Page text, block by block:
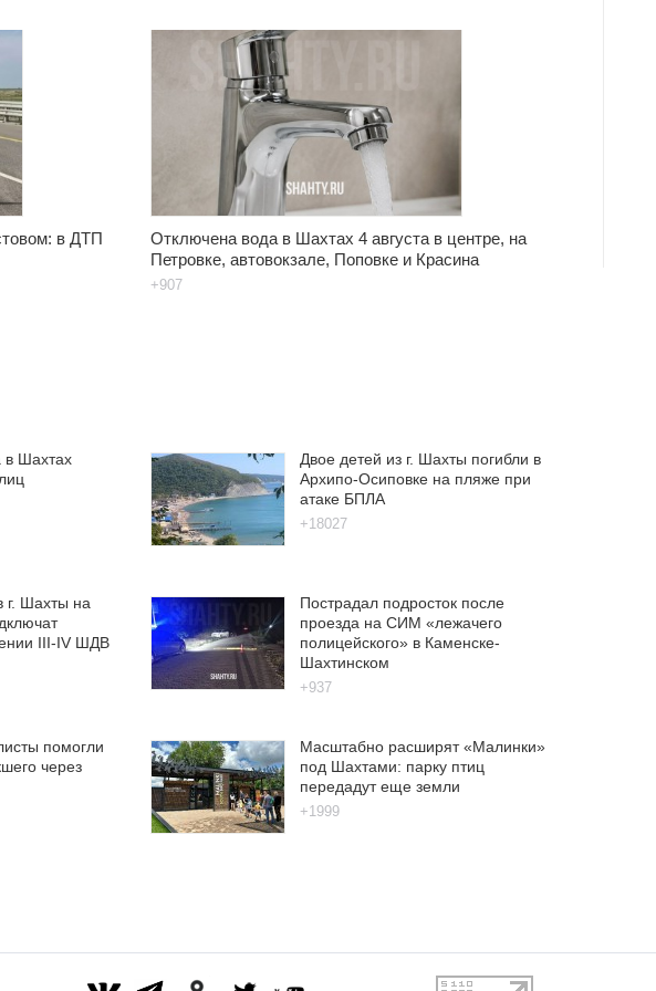
в ДТП
Отключена вода в Шахтах 4 августа в центре, на
Петровке, автовокзале, Поповке и Красина
+907
в Шахтах
Двое детей из г. Шахты погибли в
Архипо-Осиповке на пляже при
атаке БПЛА
+18027
г. Шахты на
III-IV ШДВ
Пострадал подросток после
проезда на СИМ «лежачего
полицейского» в Каменске-
Шахтинском
+937
помогли
через
Масштабно расширят «Малинки»
под Шахтами: парку птиц
передадут еще земли
+1999